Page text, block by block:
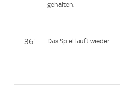
gehalten.
36' Das Spiel läuft wieder.